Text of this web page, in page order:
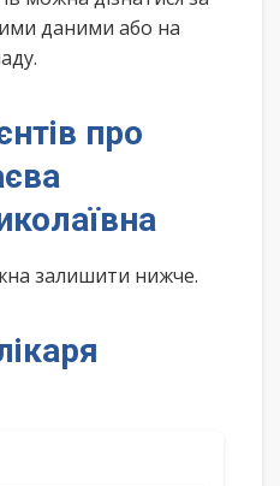
даними або на
про
залишити нижче.